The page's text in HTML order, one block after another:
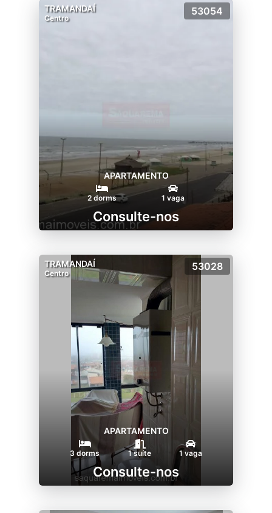
TRAMANDAÍ
Centro
53054
APARTAMENTO
2 dorms 1 vaga
Consulte-nos
TRAMANDAÍ
Centro
53028
APARTAMENTO
3 dorms 1 suíte 1 vaga
Consulte-nos